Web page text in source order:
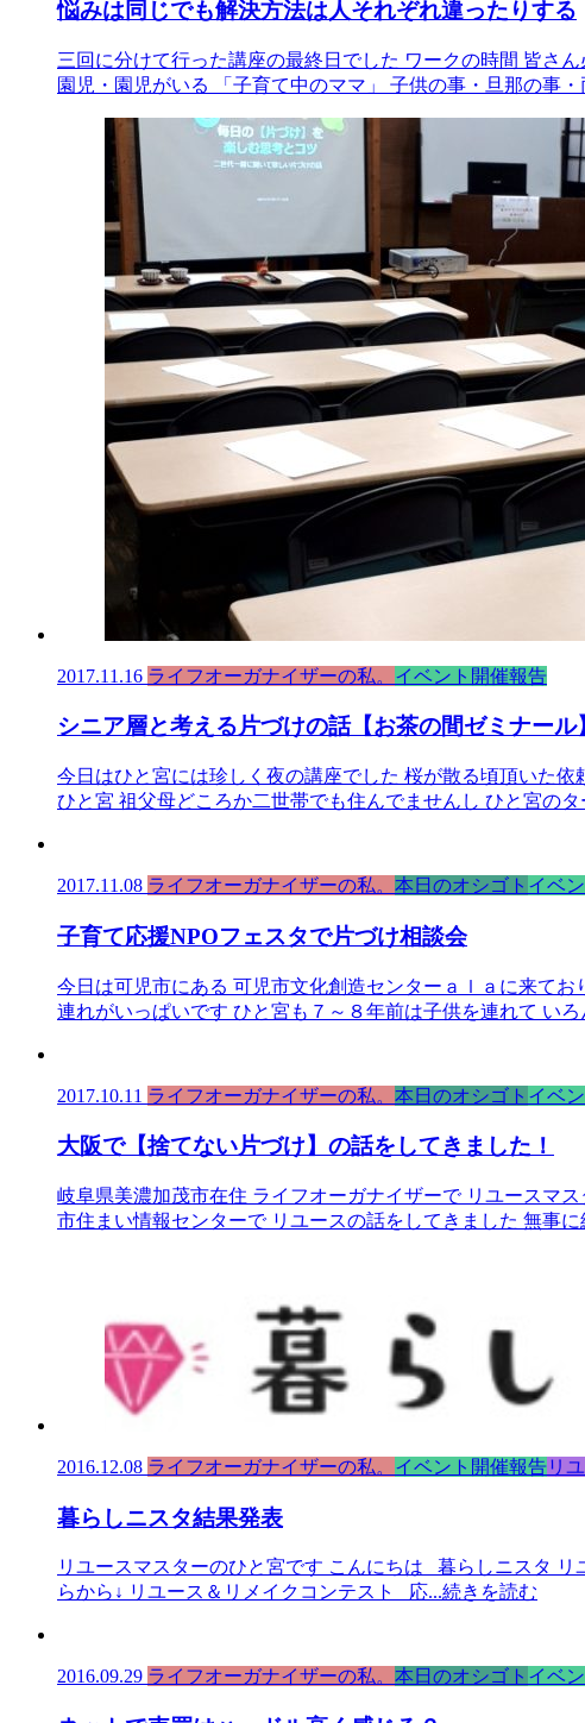
悩みは同じでも解決方法は人それぞれ違ったりする
三回に分けて行った講座の最終日でした ワークの時間 皆さ
園児・園児がいる 「子育て中のママ」 子供の事・旦那の事
2017.11.16 ライフオーガナイザーの私。 イベント開催報告
シニア層と考える片づけの話【お茶の間ゼミナール
今日はひと宮には珍しく夜の講座でした 桜が散る頃頂いた
ひと宮 祖父母どころか二世帯でも住んでませんし ひと宮の
2017.11.08 ライフオーガナイザーの私。 本日のオシゴト イベ
子育て応援NPOフェスタで片づけ相談会
今日は可児市にある 可児市文化創造センターａｌａに来て
連れがいっぱいです ひと宮も７～８年前は子供を連れて い
2017.10.11 ライフオーガナイザーの私。 本日のオシゴト イベ
大阪で【捨てない片づけ】の話をしてきました！
岐阜県美濃加茂市在住 ライフオーガナイザーで リユースマ
市住まい情報センターで リユースの話をしてきました 無事
2016.12.08 ライフオーガナイザーの私。 イベント開催報告リ
暮らしニスタ結果発表
リユースマスターのひと宮です こんにちは 暮らしニスタ
らから↓ リユース＆リメイクコンテスト 応...続きを読む
2016.09.29 ライフオーガナイザーの私。 本日のオシゴト イベ